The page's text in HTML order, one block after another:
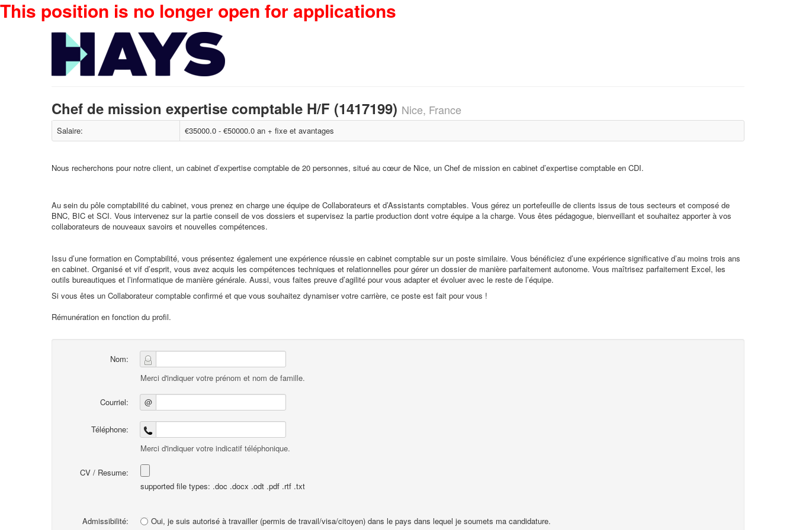
This position is no longer open for applications
Chef de mission expertise comptable H/F (1417199) Nice, France
Salaire: €35000.0 - €50000.0 an + fixe et avantages
Nous recherchons pour notre client, un cabinet d’expertise comptable de 20 personnes, situé au cœur de Nice, un Chef de mission en cabinet d’expertise comptable en CDI.
Au sein du pôle comptabilité du cabinet, vous prenez en charge une équipe de Collaborateurs et d’Assistants comptables. Vous gérez un portefeuille de clients issus de tous secteurs et composé de
BNC, BIC et SCI. Vous intervenez sur la partie conseil de vos dossiers et supervisez la partie production dont votre équipe a la charge. Vous êtes pédagogue, bienveillant et souhaitez apporter à vos
collaborateurs de nouveaux savoirs et nouvelles compétences.
Issu d’une formation en Comptabilité, vous présentez également une expérience réussie en cabinet comptable sur un poste similaire. Vous bénéficiez d’une expérience significative d’au moins trois ans
en cabinet. Organisé et vif d’esprit, vous avez acquis les compétences techniques et relationnelles pour gérer un dossier de manière parfaitement autonome. Vous maîtrisez parfaitement Excel, les
outils bureautiques et l’informatique de manière générale. Aussi, vous faites preuve d’agilité pour vous adapter et évoluer avec le reste de l’équipe.
Si vous êtes un Collaborateur comptable confirmé et que vous souhaitez dynamiser votre carrière, ce poste est fait pour vous !
Rémunération en fonction du profil.
Nom:
Merci d'indiquer votre prénom et nom de famille.
Courriel: @
Téléphone:
Merci d'indiquer votre indicatif téléphonique.
CV / Resume:
supported file types: .doc .docx .odt .pdf .rtf .txt
Admissibilité:
Oui, je suis autorisé à travailler (permis de travail/visa/citoyen) dans le pays dans lequel je soumets ma candidature.